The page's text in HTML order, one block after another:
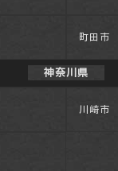
町田市
神奈川県
川崎市